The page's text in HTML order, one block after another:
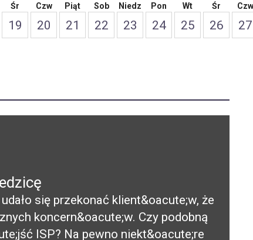
Śr
19
Czw
20
Piąt
21
Sob
22
Niedz
23
Pon
24
Wt
25
Śr
26
Czw
27
się przekonać klient&oacute;w, że
koncern&oacute;w. Czy podobną
ISP? Na pewno niekt&oacute;re